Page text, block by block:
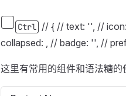
Ctrl // { // text: '', //
collapsed: , // badge: '', //
这里有常用的组件和语法糖的